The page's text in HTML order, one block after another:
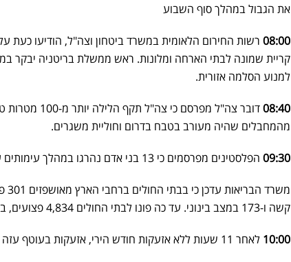
את הגבול במהלך סוף השבוע
08:00 רשות החירום הלאומית במשרד ביטחון וצה"ל, הודיעו כעת
קריית שמונה לבתי הארחה ומלונות. ראש ממשלת בריטניה יבקר
למנוע הסלמה אזורית.
08:40
דובר צה"ל
מהמחבלים שהיה מעורב בטבח בדרום וחוליית משגרים.
09:30 הפלסטינים מפרסמים כי 13 בני אדם נהרגו במהלך עימותים עם כוחות הביטחון סמוך לטול כרם.
קשה ו-173 במצב בינוני. עד כה פונו לבתי החולים 4,834 פצועים, בהם 12 אנוש ו-280 קשה.
10:00 לאחר 11 שעות ללא אזעקות חודש הירי, אזעקות בעוטף עזה בניר עם ומפלסים.